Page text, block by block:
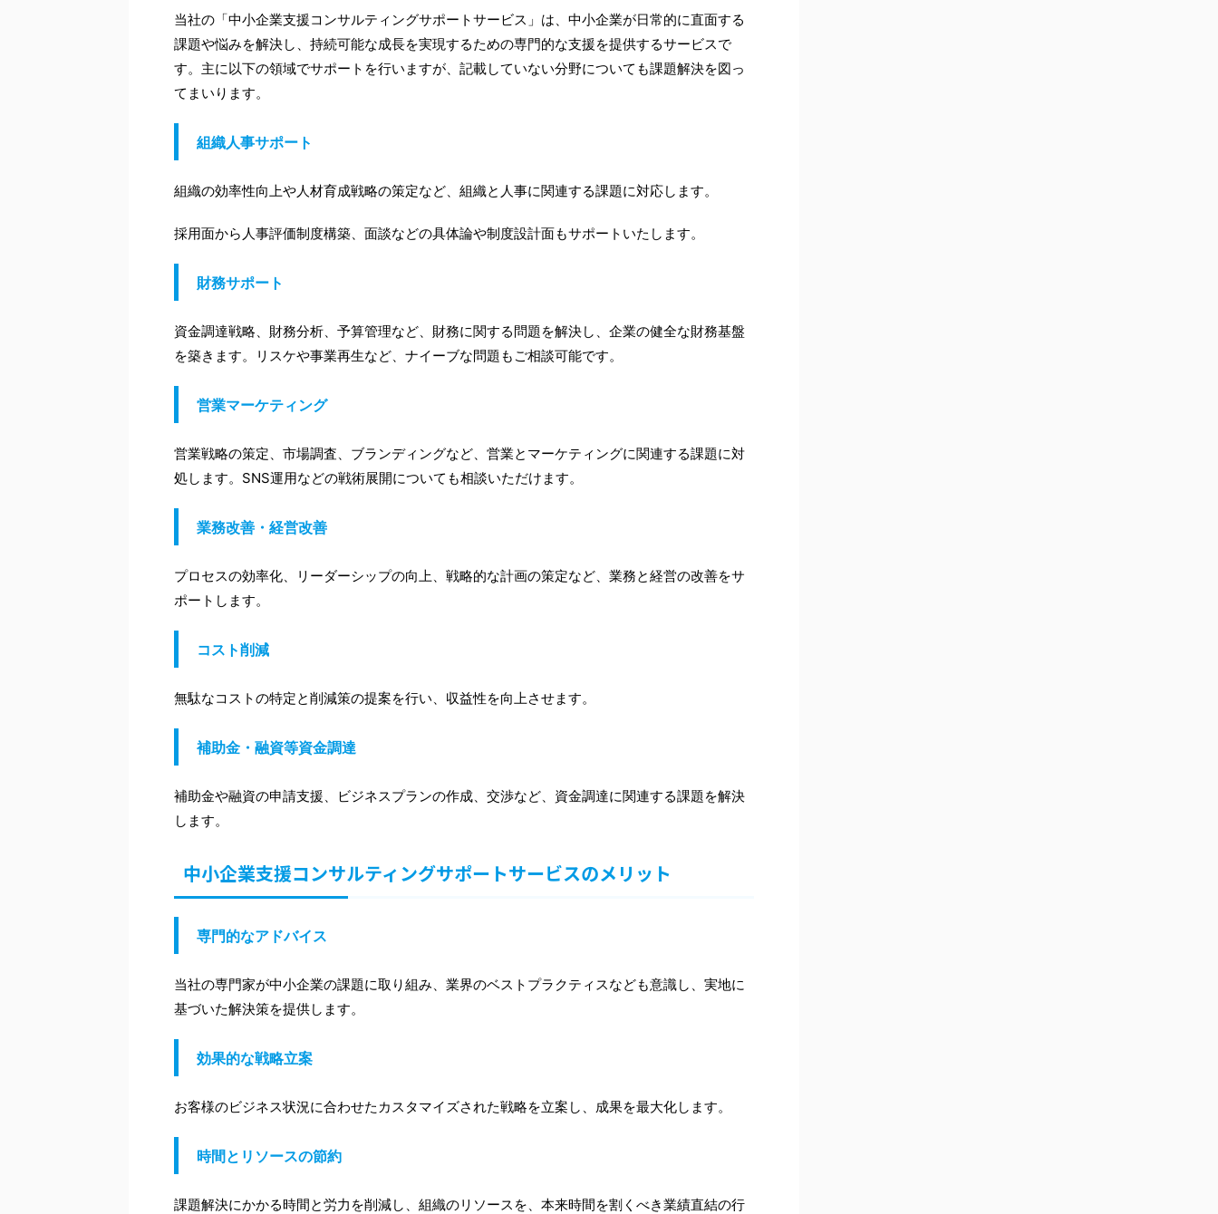
当社の「中小企業支援コンサルティングサポートサービス」は、中小企業が日常的に直面する
課題や悩みを解決し、持続可能な成長を実現するための専門的な支援を提供するサービスで
す。主に以下の領域でサポートを行いますが、記載していない分野についても課題解決を図っ
てまいります。
組織人事サポート
組織の効率性向上や人材育成戦略の策定など、組織と人事に関連する課題に対応します。
採用面から人事評価制度構築、面談などの具体論や制度設計面もサポートいたします。
財務サポート
資金調達戦略、財務分析、予算管理など、財務に関する問題を解決し、企業の健全な財務基盤
を築きます。リスケや事業再生など、ナイーブな問題もご相談可能です。
営業マーケティング
営業戦略の策定、市場調査、ブランディングなど、営業とマーケティングに関連する課題に対
処します。SNS運用などの戦術展開についても相談いただけます。
業務改善・経営改善
プロセスの効率化、リーダーシップの向上、戦略的な計画の策定など、業務と経営の改善をサ
ポートします。
コスト削減
無駄なコストの特定と削減策の提案を行い、収益性を向上させます。
補助金・融資等資金調達
補助金や融資の申請支援、ビジネスプランの作成、交渉など、資金調達に関連する課題を解決
します。
中小企業支援コンサルティングサポートサービスのメリット
専門的なアドバイス
当社の専門家が中小企業の課題に取り組み、業界のベストプラクティスなども意識し、実地に
基づいた解決策を提供します。
効果的な戦略立案
お客様のビジネス状況に合わせたカスタマイズされた戦略を立案し、成果を最大化します。
時間とリソースの節約
課題解決にかかる時間と労力を削減し、組織のリソースを、本来時間を割くべき業績直結の行